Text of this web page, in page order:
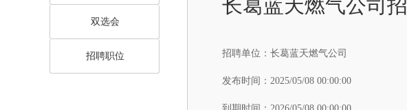
双选会
招聘职位
长葛蓝天燃气公司
招聘单位： 长葛蓝天燃气公司
发布时间： 2025/05/08 00:00:00